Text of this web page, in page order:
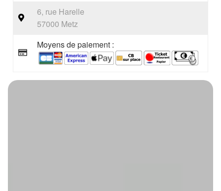
6, rue Harelle
57000 Metz
Moyens de paiement :